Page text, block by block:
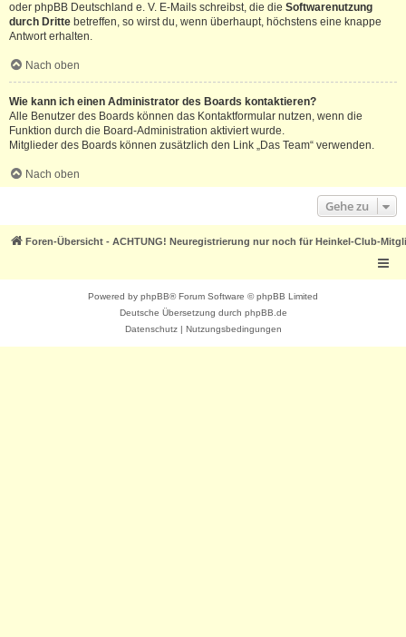
oder phpBB Deutschland e. V. E-Mails schreibst, die die Softwarenutzung
durch Dritte betreffen, so wirst du, wenn überhaupt, höchstens eine knappe
Antwort erhalten.
Nach oben
Wie kann ich einen Administrator des Boards kontaktieren?
Alle Benutzer des Boards können das Kontaktformular nutzen, wenn die
Funktion durch die Board-Administration aktiviert wurde.
Mitglieder des Boards können zusätzlich den Link „Das Team“ verwenden.
Nach oben
Gehe zu
Foren-Übersicht - ACHTUNG! Neuregistrierung nur noch für Heinkel-Club-
Powered by phpBB® Forum Software © phpBB Limited
Deutsche Übersetzung durch phpBB.de
Datenschutz| Nutzungsbedingungen